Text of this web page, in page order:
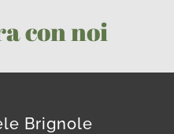
con noi
Brignole